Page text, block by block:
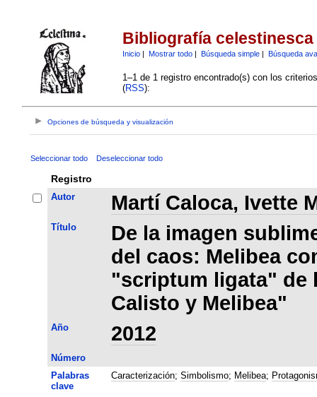
Bibliografía celestinesca
Inicio| Mostrar todo| Búsqueda simple| Búsqueda
1–1 de 1 registro encontrado(s) con los
(RSS):
Opciones de búsqueda y visualización
Seleccionar todo Deseleccionar todo
Registro
Autor Martí Caloca, Ivette
Título
De la imagen
del caos: Melibea
"scriptum ligata" de
Calisto y Melibea"
Año 2012
Número
Palabras
clave
Caracterización; Simbolismo; Melibea;